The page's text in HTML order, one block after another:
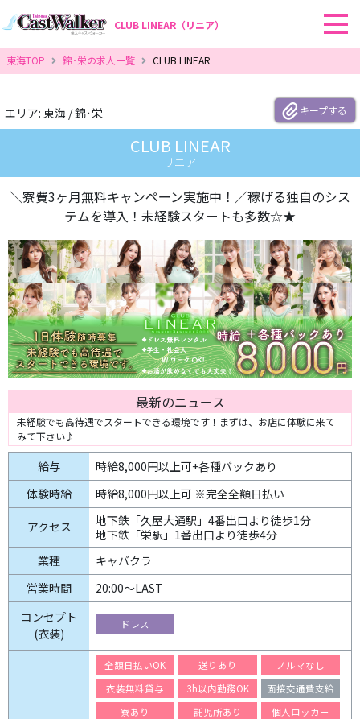
CLUB LINEAR（リニア）
東海TOP 錦･栄の求人一覧 CLUB LINEAR
エリア: 東海 / 錦･栄
CLUB LINEAR
リニア
＼寮費3ヶ月無料キャンペーン実施中！／稼げる独自のシス
テムを導入！未経験スタートも多数☆★
最新のニュース
未経験でも高待遇でスタートできる環境です！まずは、お店に体験に来て
みて下さい♪
給与
時給8,000円以上可+各種バックあり
体験時給
時給8,000円以上可 ※完全全額日払い
アクセス
地下鉄「久屋大通駅」4番出口より徒歩1分
地下鉄「栄駅」1番出口より徒歩4分
業種
キャバクラ
営業時間
20:00〜LAST
コンセプト
(衣装)
ドレス
全額日払いOK 送りあり
ノルマなし
衣装無料貸与
3h以内勤務OK
面接交通費支給
寮あり
託児所あり
個人ロッカー